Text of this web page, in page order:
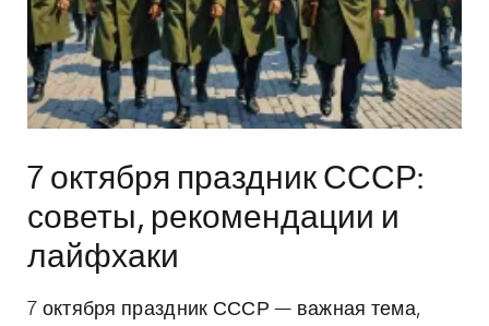
7 октября праздник СССР:
советы, рекомендации и
лайфхаки
7 октября праздник СССР — важная тема,